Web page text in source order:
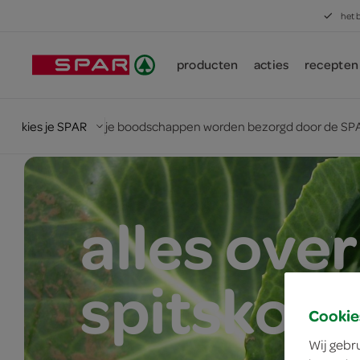
het
producten acties recepten
kies je SPAR je boodschappen worden bezorgd door de
alles
spitskool
Wij